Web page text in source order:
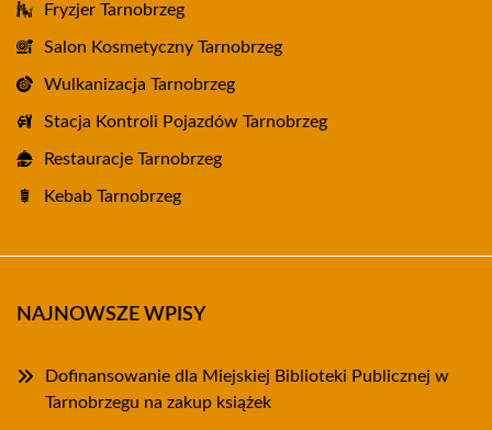
Fryzjer Tarnobrzeg
Salon Kosmetyczny Tarnobrzeg
Wulkanizacja Tarnobrzeg
Stacja Kontroli Pojazdów Tarnobrzeg
Restauracje Tarnobrzeg
Kebab Tarnobrzeg
NAJNOWSZE WPISY
Dofinansowanie dla Miejskiej Biblioteki Publicznej w
Tarnobrzegu na zakup książek